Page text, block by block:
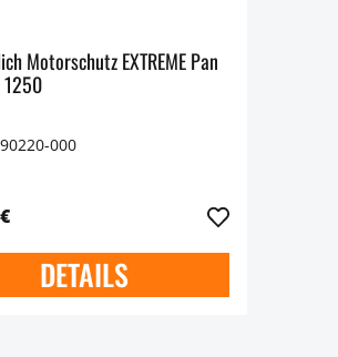
Motorschutz EXTREME Pan
000
DETAILS